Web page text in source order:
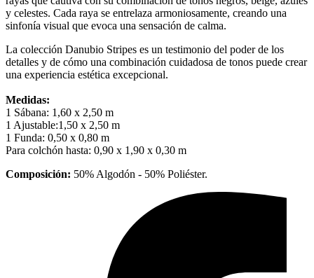
y celestes. Cada raya se entrelaza armoniosamente, creando una
sinfonía visual que evoca una sensación de calma.
La colección Danubio Stripes es un testimonio del poder de los
detalles y de cómo una combinación cuidadosa de tonos puede crear
una experiencia estética excepcional.
Medidas:
1 Sábana: 1,60 x 2,50 m
1 Ajustable:1,50 x 2,50 m
1 Funda: 0,50 x 0,80 m
Para colchón hasta: 0,90 x 1,90 x 0,30 m
Composición: 50% Algodón - 50% Poliéster.